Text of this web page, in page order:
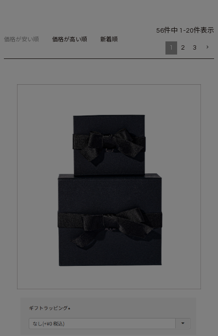
価格が安い順 価格が高い順 新着順
56件中 1 -20件表示
1 2 3